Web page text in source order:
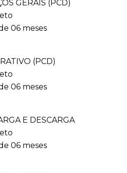
GERAIS (PCD)
06 meses
(PCD)
06 meses
E DESCARGA
06 meses